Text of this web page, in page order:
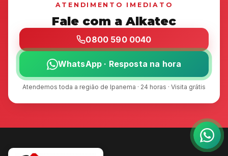
ATENDIMENTO IMEDIATO
Fale com a Alkatec
0800 590 0040
WhatsApp · Resposta na hora
Atendemos toda a região de Ipanema · 24 horas · Visita grátis